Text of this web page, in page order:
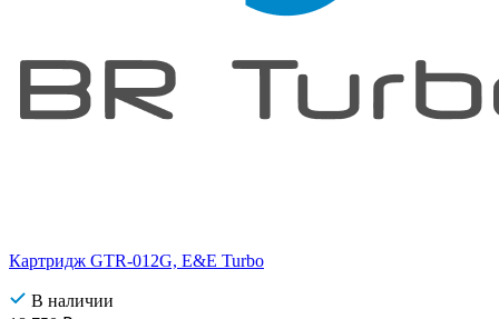
Картридж GTR-012G, E&E Turbo
В наличии